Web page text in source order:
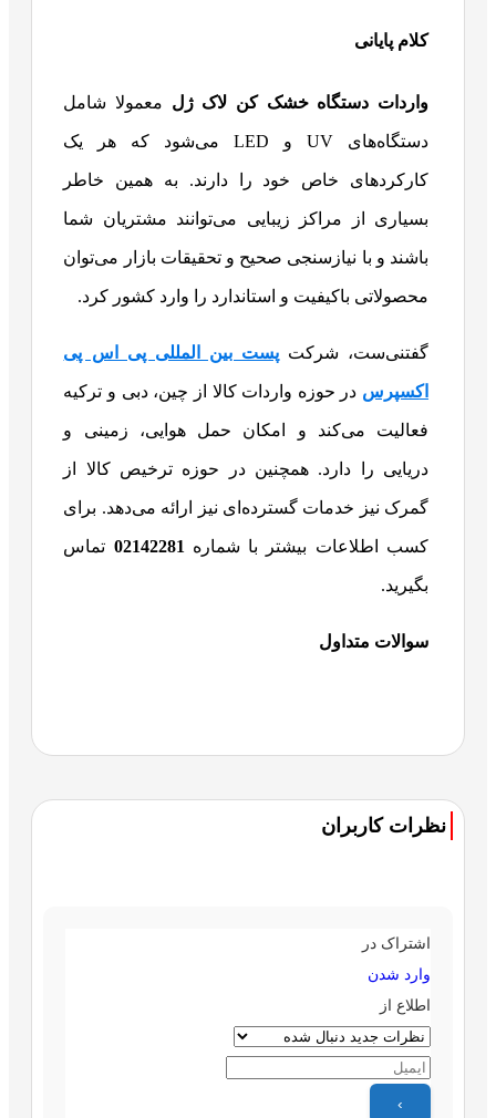
کلام پایانی
واردات دستگاه خشک کن لاک ژل معمولا شامل
دستگاه‌های UV و LED می‌شود که هر یک
کارکردهای خاص خود را دارند. به همین خاطر
بسیاری از مراکز زیبایی می‌توانند مشتریان شما
باشند و با نیازسنجی صحیح و تحقیقات بازار می‌توان
محصولاتی باکیفیت و استاندارد را وارد کشور کرد.
گفتنی‌ست، شرکتپست بین المللی پی اس پی
اکسپرس در حوزه واردات کالا از چین، دبی و ترکیه
فعالیت می‌کند و امکان حمل هوایی، زمینی و
دریایی را دارد. همچنین در حوزه ترخیص کالا از
گمرک نیز خدمات گسترده‌ای نیز ارائه می‌دهد. برای
کسب اطلاعات بیشتر با شماره 02142281 تماس
بگیرید.
سوالات متداول
نظرات کاربران
اشتراک در
وارد شدن
اطلاع از